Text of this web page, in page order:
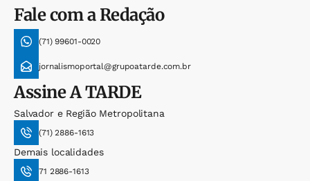
Fale com a Redação
(71) 99601-0020
jornalismoportal@grupoatarde.com.br
AssineA TARDE
Salvador e Região Metropolitana
(71) 2886-1613
Demais localidades
71 2886-1613